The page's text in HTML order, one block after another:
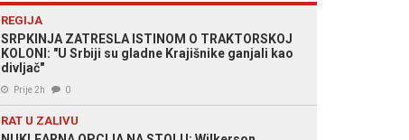
REGIJA
SRPKINJA ZATRESLA ISTINOM O TRAKTORSKOJ
KOLONI: "U Srbiji su gladne Krajišnike ganjali kao
divljač"
Prije 2h 0
RAT U ZALIVU